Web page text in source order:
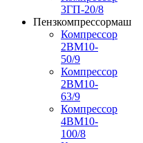
3ГП-20/8
Пензкомпрессормаш
Компрессор
2ВМ10-
50/9
Компрессор
2ВМ10-
63/9
Компрессор
4ВМ10-
100/8